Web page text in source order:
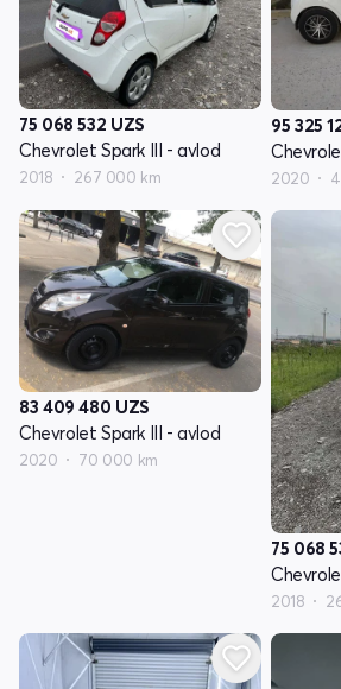
75 068 532 UZS
Chevrolet Spark III - avlod
2018 267 000 km
95 325
2020
83 409 480 UZS
Chevrolet Spark III - avlod
2020 70 000 km
75 068
2018